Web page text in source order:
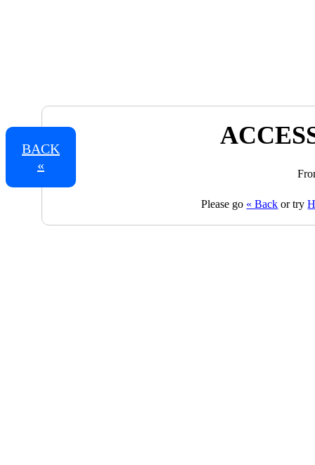
BACK
«
Please go « Back or try